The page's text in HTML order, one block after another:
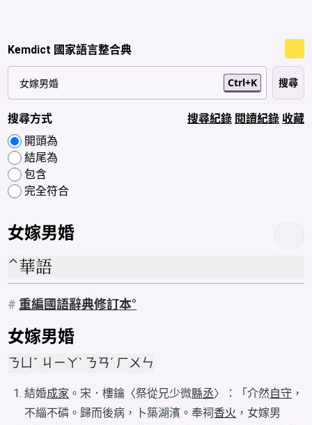
Kemdict 國家語言整合典
Ctrl+K
搜尋方式
開頭為
結尾為
包含
完全符合
搜尋紀錄 閱讀紀錄 收藏
女嫁男婚
華語
# 重編國語辭典修訂本
女嫁男婚
ㄋㄩˇ ㄐㄧㄚˋ ㄋㄢˊ ㄏㄨㄣ
結婚成家 。宋．樓鑰〈祭從兄少微縣丞〉：「介然自守 ，
不緇不磷。歸而後病，卜築湖濱。奉祠香火 ，女嫁男